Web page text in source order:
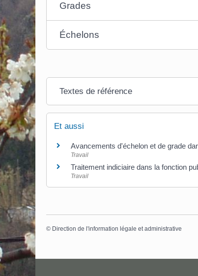
Grades
Échelons
Textes de référence
Et aussi
Avancements d'échelon et de grade
Travail
Traitement indiciaire dans la fonction
Travail
© Direction de l'information légale et administrative